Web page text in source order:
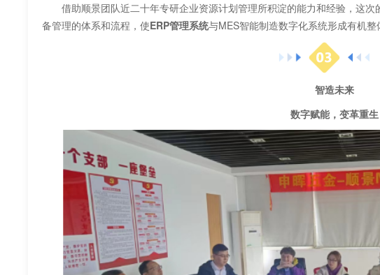
借助顺景团队近二十年专研企业资源计划管理所积淀的能力和经验，这次
备管理的体系和流程，使ERP管理系统与MES智能制造数字化系统形成有机整
智造未来
数字赋能，变革重生